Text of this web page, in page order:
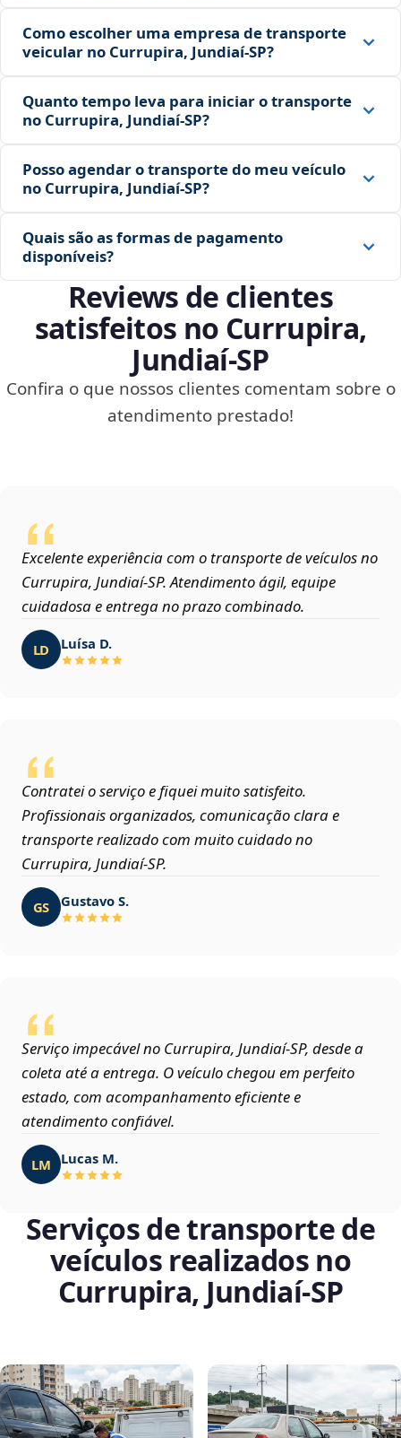
Como escolher uma empresa de transporte
veicular no Currupira, Jundiaí‑SP?
Quanto tempo leva para iniciar o transporte
no Currupira, Jundiaí‑SP?
Posso agendar o transporte do meu veículo
no Currupira, Jundiaí‑SP?
Quais são as formas de pagamento
disponíveis?
Reviews de clientes
satisfeitos no Currupira,
Jundiaí‑SP
Confira o que nossos clientes comentam sobre o
atendimento prestado!
Excelente experiência com o transporte de veículos no
Currupira, Jundiaí‑SP. Atendimento ágil, equipe
cuidadosa e entrega no prazo combinado.
LD Luísa D.
Contratei o serviço e fiquei muito satisfeito.
Profissionais organizados, comunicação clara e
transporte realizado com muito cuidado no
Currupira, Jundiaí‑SP.
GS Gustavo S.
Serviço impecável no Currupira, Jundiaí‑SP, desde a
coleta até a entrega. O veículo chegou em perfeito
estado, com acompanhamento eficiente e
atendimento confiável.
LM Lucas M.
Serviços de transporte de
veículos realizados no
Currupira, Jundiaí‑SP